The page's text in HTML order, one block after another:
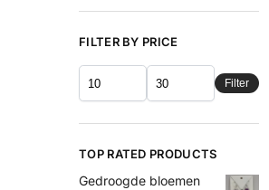
FILTER BY PRICE
Filter
TOP RATED PRODUCTS
Gedroogde bloemen